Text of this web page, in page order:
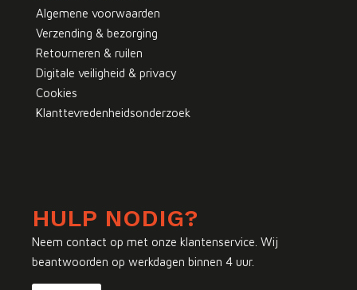
Algemene voorwaarden
Verzending & bezorging
Retourneren & ruilen
Digitale veiligheid & privacy
Cookies
Klanttevredenheidsonderzoek
HULP NODIG?
Neem contact op met onze klantenservice. Wij
beantwoorden op werkdagen binnen 4 uur.